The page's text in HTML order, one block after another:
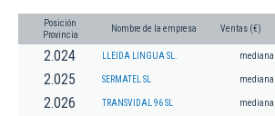
Posición
Provincia
Nombre de la empresa Ventas (€)
2.024 LLEIDA LINGUA SL. mediana
2.025 SERMATEL SL mediana
2.026 TRANSVIDAL 96 SL mediana